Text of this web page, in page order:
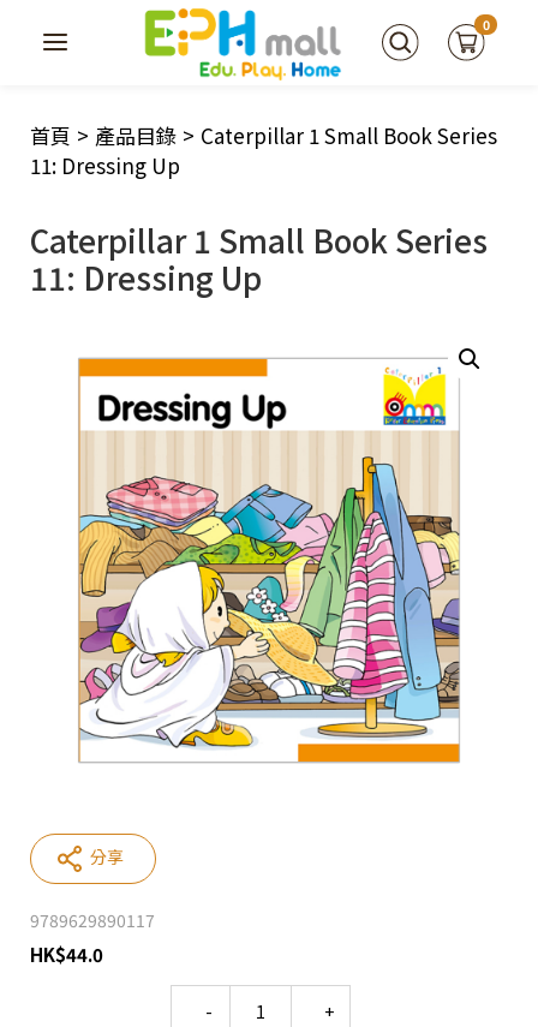
0
首頁 > 產品目錄 > Caterpillar 1 Small Book Series
11: Dressing Up
Caterpillar 1 Small Book Series
11: Dressing Up
9789629890117
HK$44.0
分享